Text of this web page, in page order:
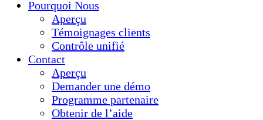
Pourquoi Nous
Aperçu
Témoignages clients
Contrôle unifié
Contact
Aperçu
Demander une démo
Programme partenaire
Obtenir de l’aide